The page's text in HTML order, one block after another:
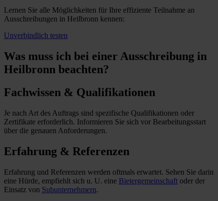
Lernen Sie alle Möglichkeiten für Ihre effiziente Teilnahme an
Ausschreibungen in Heilbronn kennen:
Unverbindlich testen
Was muss ich bei einer Ausschreibung in
Heilbronn beachten?
Fachwissen & Qualifikationen
Je nach Art des Auftrags sind spezifische Qualifikationen oder
Zertifikate erforderlich. Informieren Sie sich vor Bearbeitungsstart
über die genauen Anforderungen.
Erfahrung & Referenzen
Erfahrung und Referenzen werden oftmals erwartet. Sehen Sie darin
eine Hürde, empfiehlt sich u. U. eine Bietergemeinschaft oder der
Einsatz von Subunternehmern.